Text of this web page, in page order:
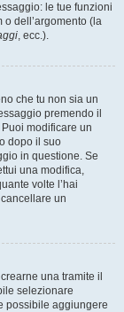
le tue funzioni
dell’argomento (la
, ecc.).
che tu non sia un
premendo il
modificare un
dopo il suo
in questione. Se
una modifica,
volte l’hai
un
una tramite il
selezionare
possibile aggiungere